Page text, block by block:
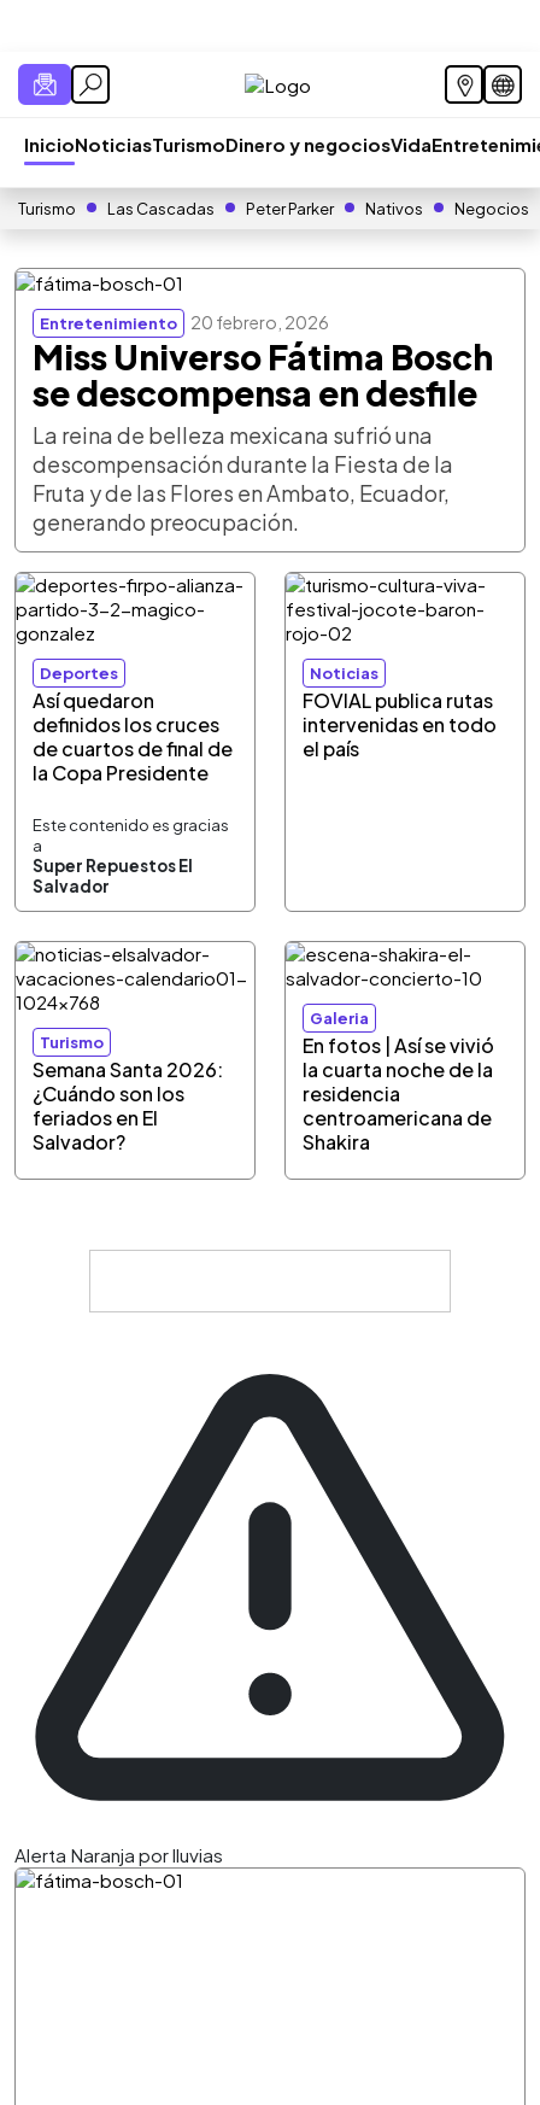
InicioNoticiasTurismoDinero y negociosVida
Turismo Las Cascadas Peter Parker Nativos Negocios
Entretenimiento 20 febrero, 2026
Miss Universo Fátima Bosch
se descompensa en desfile
La reina de belleza mexicana sufrió una
descompensación durante la Fiesta de la
Fruta y de las Flores en Ambato, Ecuador,
generando preocupación.
Deportes
Así quedaron
definidos los cruces
de cuartos de final de
la Copa Presidente
Este contenido es gracias
a
Super Repuestos El
Salvador
Noticias
FOVIAL publica rutas
intervenidas en todo
el país
Turismo
Semana Santa 2026:
¿Cuándo son los
feriados en El
Salvador?
Galeria
En fotos | Así se vivió
la cuarta noche de la
residencia
centroamericana de
Shakira
Alerta Naranja por lluvias